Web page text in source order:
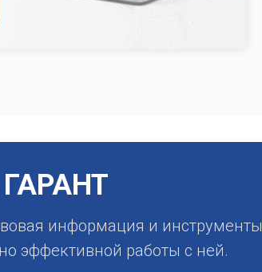
информация и инструменты
эффективной работы с ней.